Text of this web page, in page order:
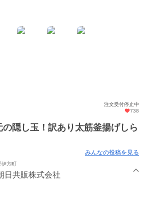
注文受付停止中
738
の隠し玉！訳あり太筋釜揚げしら
みんなの投稿を見る
伊方町
日共販株式会社